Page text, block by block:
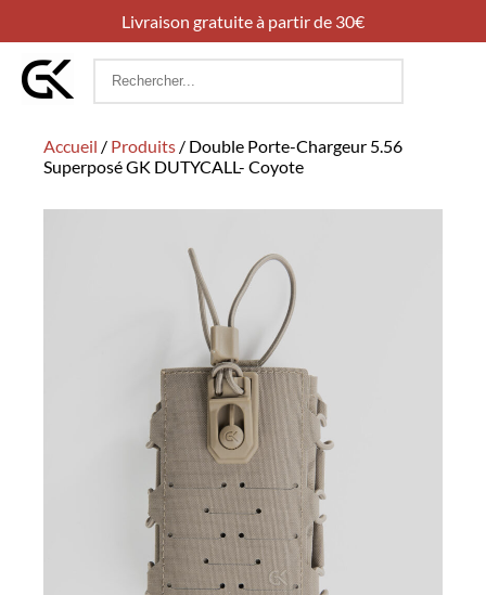
Livraison gratuite à partir de 30€
Rechercher
Accueil / Produits / Double Porte-Chargeur 5.56
Superposé GK DUTYCALL- Coyote